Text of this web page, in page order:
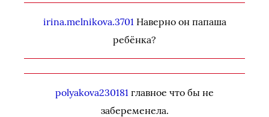
irina.melnikova.3701Наверно он папаша
ребёнка?
polyakova230181 главное что бы не
забеременела.